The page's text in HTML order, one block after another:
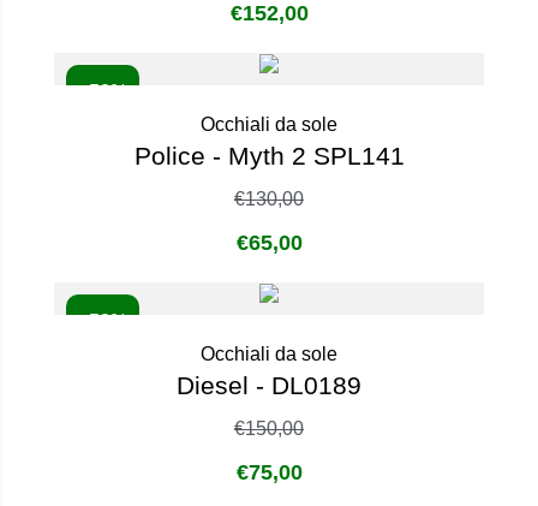
€152,00
- 50%
Occhiali da sole
Police - Myth 2 SPL141
€130,00
€65,00
- 50%
Occhiali da sole
Diesel - DL0189
€150,00
€75,00